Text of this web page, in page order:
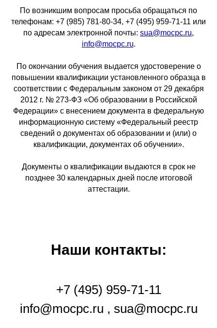
По возникшим вопросам просьба обращаться по
телефонам: +7 (985) 781-80-34, +7 (495) 959-71-11 или
по адресам электронной почты: sua@mocpc.ru,
info@mocpc.ru.
По окончании обучения выдается удостоверение о
повышении квалификации установленного образца в
соответствии с Федеральным законом от 29 декабря
2012 г. № 273-ФЗ «Об образовании в Российской
Федерации» с внесением документа в федеральную
информационную систему «Федеральный реестр
сведений о документах об образовании и (или) о
квалификации, документах об обучении».
Документы о квалификации выдаются в срок не
позднее 30 календарных дней после итоговой
аттестации.
Наши контакты:
+7 (495) 959-71-11
info@mocpc.ru , sua@mocpc.ru